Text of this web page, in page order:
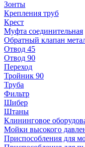
Зонты
Крепления труб
Крест
Муфта соединительная
Обратный клапан
Отвод 45
Отвод 90
Переход
Тройник 90
Труба
Фильтр
Шибер
Штаны
Клининговое
Мойки высокого
Приспособления для